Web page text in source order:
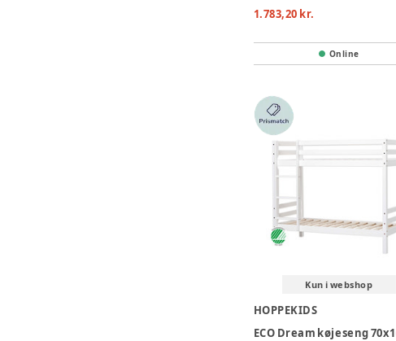
1.783,20 kr.
Online
Kun i webshop
HOPPEKIDS